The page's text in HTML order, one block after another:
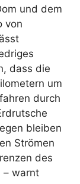
und dem
von
dass die
um
durch
bleiben
Strömen
des
– warnt